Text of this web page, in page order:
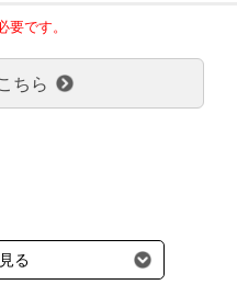
す。
日2回毎日使用します。
、ポリグリシトール、ソルビ
。
る場合の送料負担は、１回分
場合は、大型商品送料のみご
です。
ちら
る